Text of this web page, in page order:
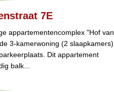
7E
appartementencomplex "Hof van
3-kamerwoning (2 slaapkamers)
Dit appartement
balk...